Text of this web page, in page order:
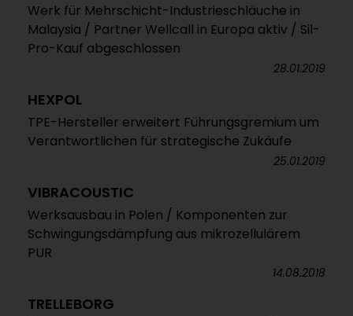
Werk für Mehrschicht-Industrieschläuche in
Malaysia / Partner Wellcall in Europa aktiv / Sil-
Pro-Kauf abgeschlossen
28.01.2019
HEXPOL
TPE-Hersteller erweitert Führungsgremium um
Verantwortlichen für strategische Zukäufe
25.01.2019
VIBRACOUSTIC
Werksausbau in Polen / Komponenten zur
Schwingungsdämpfung aus mikrozellulärem
PUR
14.08.2018
TRELLEBORG